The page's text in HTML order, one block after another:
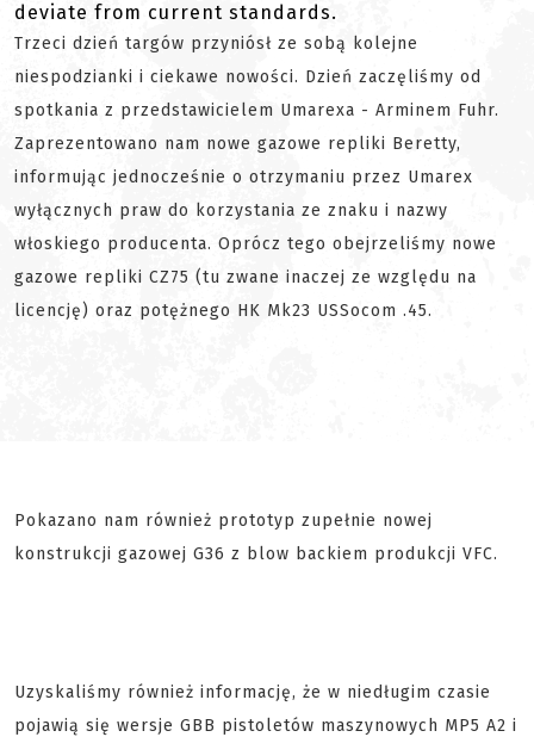
deviate from current standards.
Trzeci dzień targów przyniósł ze sobą kolejne
niespodzianki i ciekawe nowości. Dzień zaczęliśmy od
spotkania z przedstawicielem Umarexa - Arminem Fuhr.
Zaprezentowano nam nowe gazowe repliki Beretty,
informując jednocześnie o otrzymaniu przez Umarex
wyłącznych praw do korzystania ze znaku i nazwy
włoskiego producenta. Oprócz tego obejrzeliśmy nowe
gazowe repliki CZ75 (tu zwane inaczej ze względu na
licencję) oraz potężnego HK Mk23 USSocom .45.
Pokazano nam również prototyp zupełnie nowej
konstrukcji gazowej G36 z blow backiem produkcji VFC.
Uzyskaliśmy również informację, że w niedługim czasie
pojawią się wersje GBB pistoletów maszynowych MP5 A2 i